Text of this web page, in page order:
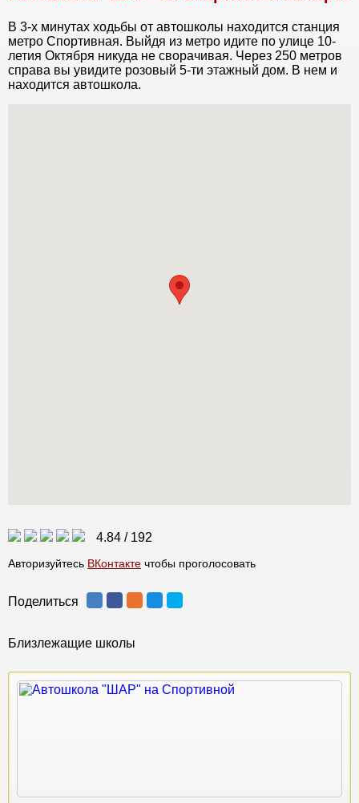
В 3-х минутах ходьбы от автошколы находится станция
метро Спортивная. Выйдя из метро идите по улице 10-
летия Октября никуда не сворачивая. Через 250 метров
справа вы увидите розовый 5-ти этажный дом. В нем и
находится автошкола.
4.84 / 192
Авторизуйтесь ВКонтакте чтобы проголосовать
Поделиться
Близлежащие школы